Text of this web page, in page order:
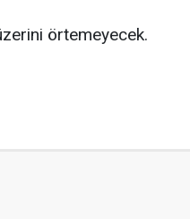
örtemeyecek.